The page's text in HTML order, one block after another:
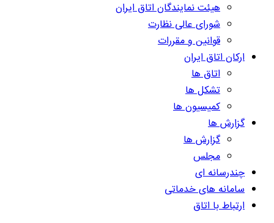
هیئت نمایندگان اتاق ایران
شورای عالی نظارت
قوانین و مقررات
ارکان اتاق ایران
اتاق ها
تشکل ها
کمیسیون ها
گزارش ها
گزارش ها
مجلس
چندرسانه ای
سامانه های خدماتی
ارتباط با اتاق